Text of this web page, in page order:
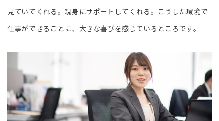
見ていてくれる。親身にサポートしてくれる。こうした環境で
仕事ができることに、大きな喜びを感じているところです。